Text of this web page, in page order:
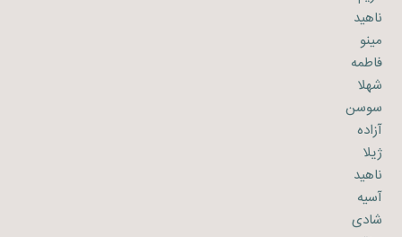
ناهید
مینو
فاطمه
شهلا
سوسن
آزاده
ژیلا
ناهید
آسیه
شادی